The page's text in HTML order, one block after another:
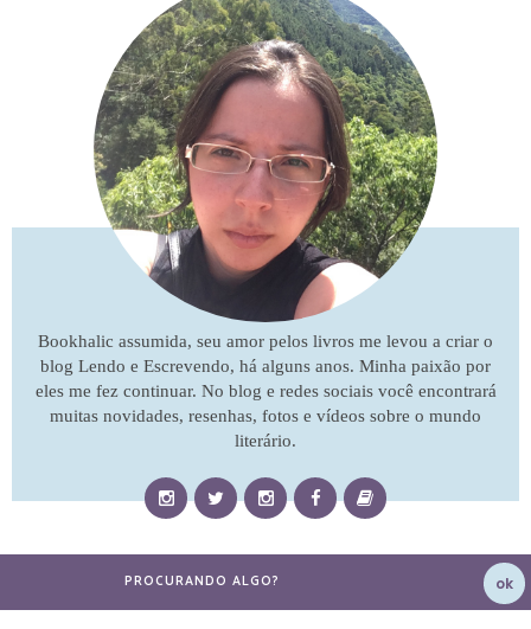
Bookhalic assumida, seu amor pelos livros me levou a criar o
blog Lendo e Escrevendo, há alguns anos. Minha paixão por
eles me fez continuar. No blog e redes sociais você encontrará
muitas novidades, resenhas, fotos e vídeos sobre o mundo
literário.